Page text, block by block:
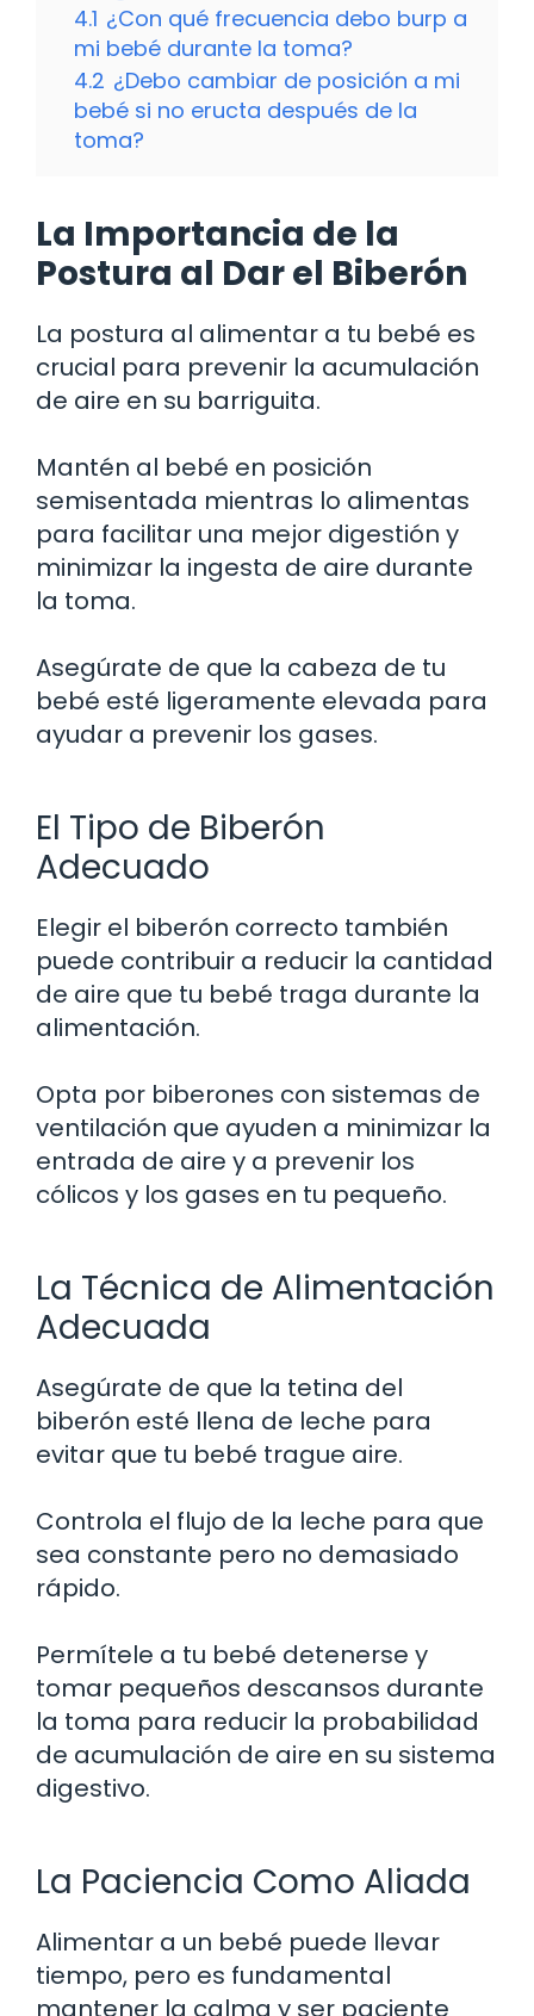
4.1 ¿Con qué frecuencia debo burp a
mi bebé durante la toma?
4.2 ¿Debo cambiar de posición a mi
bebé si no eructa después de la
toma?
La Importancia de la
Postura al Dar el Biberón
La postura al alimentar a tu bebé es
crucial para prevenir la acumulación
de aire en su barriguita.
Mantén al bebé en posición
semisentada mientras lo alimentas
para facilitar una mejor digestión y
minimizar la ingesta de aire durante
la toma.
Asegúrate de que la cabeza de tu
bebé esté ligeramente elevada para
ayudar a prevenir los gases.
El Tipo de Biberón
Adecuado
Elegir el biberón correcto también
puede contribuir a reducir la cantidad
de aire que tu bebé traga durante la
alimentación.
Opta por biberones con sistemas de
ventilación que ayuden a minimizar la
entrada de aire y a prevenir los
cólicos y los gases en tu pequeño.
La Técnica de Alimentación
Adecuada
Asegúrate de que la tetina del
biberón esté llena de leche para
evitar que tu bebé trague aire.
Controla el flujo de la leche para que
sea constante pero no demasiado
rápido.
Permítele a tu bebé detenerse y
tomar pequeños descansos durante
la toma para reducir la probabilidad
de acumulación de aire en su sistema
digestivo.
La Paciencia Como Aliada
Alimentar a un bebé puede llevar
tiempo, pero es fundamental
mantener la calma y ser paciente